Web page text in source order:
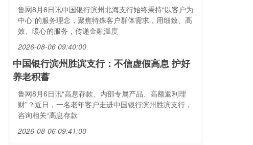
鲁网8月6日讯中国银行滨州北海支行始终秉持“以客户为
中心”的服务理念，聚焦特殊客户群体需求，用细致、高
效、暖心的服务，传递金融温度
2026-08-06 09:40:00
中国银行滨州胜滨支行：不信虚假高息 护好
养老积蓄
鲁网8月6日讯“高息存款、内部专属产品、高额返利理
财”？近日，一名老年客户走进中国银行滨州胜滨支行，
咨询相关“高息存款
2026-08-06 09:41:00